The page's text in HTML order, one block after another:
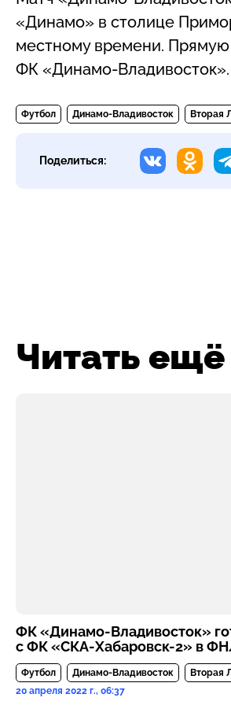
«Динамо» в столице
местному времени.
ФК «Динамо-Владивосток».
Футбол Динамо-Владивосток Вторая
Поделиться:
Читать ещё
ФК «Динамо-Владивосток»
с ФК «СКА-Хабаровск-2» в
Футбол Динамо-Владивосток
Вторая
20 апреля 2022 г., 06:37